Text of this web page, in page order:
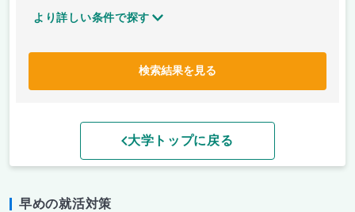
より詳しい条件で探す
検索結果を見る
大学トップに戻る
早めの就活対策